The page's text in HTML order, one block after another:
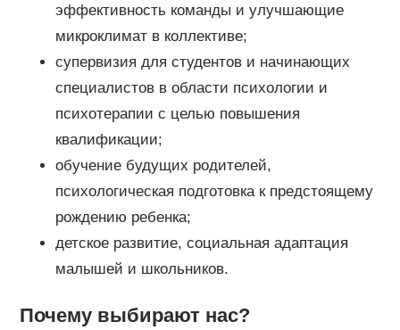
эффективность команды и улучшающие
микроклимат в коллективе;
супервизия для студентов и начинающих
специалистов в области психологии и
психотерапии с целью повышения
квалификации;
обучение будущих родителей,
психологическая подготовка к предстоящему
рождению ребенка;
детское развитие, социальная адаптация
малышей и школьников.
Почему выбирают нас?